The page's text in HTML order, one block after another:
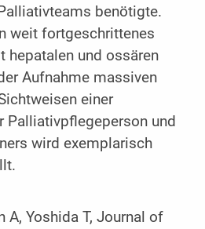
benötigte.
weit fortgeschrittenes
hepatalen und ossären
Aufnahme massiven
einer
Palliativpflegeperson und
wird exemplarisch
A, Yoshida T, Journal of